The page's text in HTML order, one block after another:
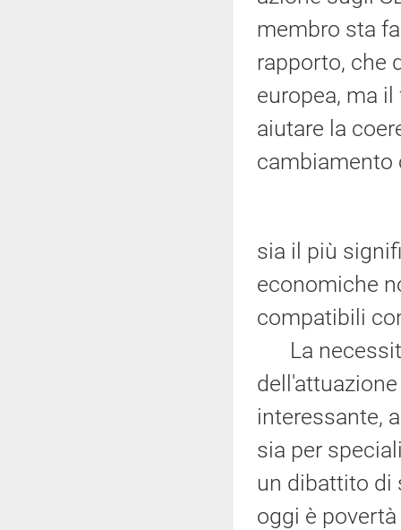
membro sta
rapporto, che
europea, ma
aiutare la
cambiamento
sia il più
economiche
compatibili
La
interessante,
sia per
un dibattito di
oggi è